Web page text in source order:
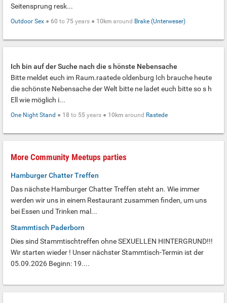
Seitensprung resk...
Outdoor Sex ● 60 to 75 years ● 10km around Brake (Unterweser)
Ich bin auf der Suche nach die s hönste Nebensache
Bitte meldet euch im Raum.raatede oldenburg Ich brauche heute
die schönste Nebensache der Welt bitte ne ladet euch bitte so s h
Ell wie möglich i...
One Night Stand ● 18 to 55 years ● 10km around Rastede
More Community Meetups parties
Hamburger Chatter Treffen
Das nächste Hamburger Chatter Treffen steht an. Wie immer
werden wir uns in einem Restaurant zusammen finden, um uns
bei Essen und Trinken mal...
Stammtisch Paderborn
Dies sind Stammtischtreffen ohne SEXUELLEN HINTERGRUND!!!
Wir starten wieder ! Unser nächster Stammtisch-Termin ist der
05.09.2026 Beginn: 19....